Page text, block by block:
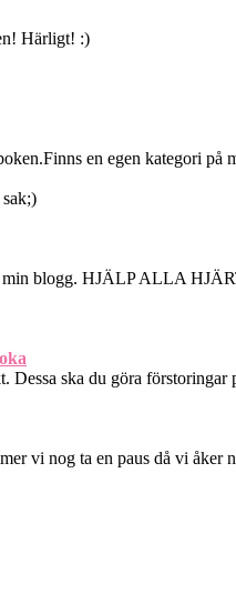
Härligt! :)
en egen kategori på
min blogg. HJÄLP ALLA
Dessa ska du göra
vi nog ta en paus då vi åker